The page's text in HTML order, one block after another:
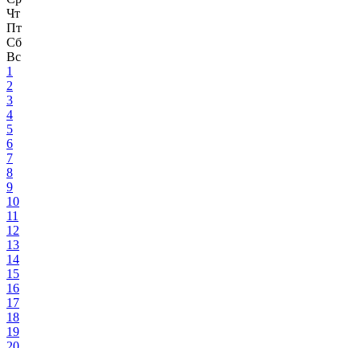
Чт
Пт
Сб
Вс
1
2
3
4
5
6
7
8
9
10
11
12
13
14
15
16
17
18
19